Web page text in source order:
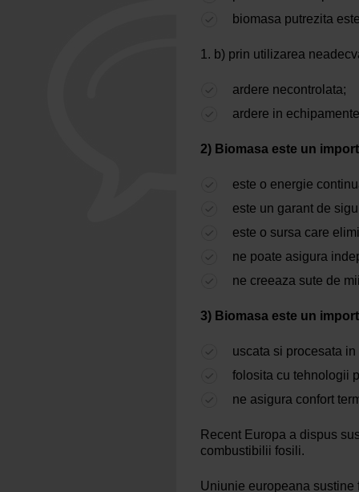
biomasa putrezita
b) prin utilizarea
ardere necontrolata;
ardere in
2) Biomasa este un
este o energie
este un garant de
este o sursa care
ne poate asigura
ne creeaza sute de
3) Biomasa este un
uscata si procesata
folosita cu tehnologii
ne asigura confort
Recent Europa a dispus
combustibilii fosili.
Uniunie europeana sustine